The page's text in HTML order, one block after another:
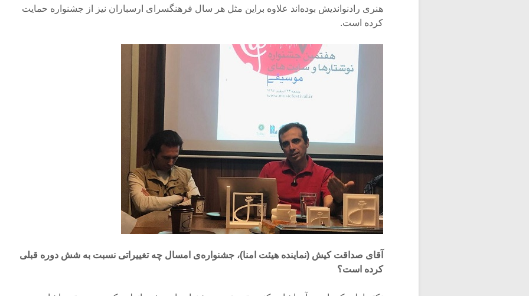
هنری رادنواندیش بوده‌اند علاوه براین مثل هر سال فرهنگسرای ارسباران نیز از جشنواره حمایت
کرده است.
آقای صداقت کیش (نماینده هیئت امنا)، جشنواره‌ی امسال چه تغییراتی نسبت به شش دوره قبلی
کرده است؟